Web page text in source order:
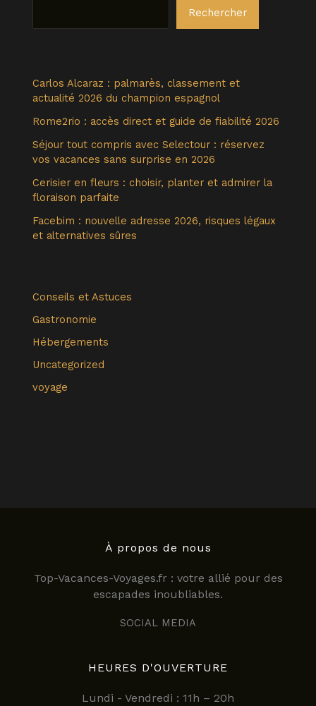
Rechercher
Carlos Alcaraz : palmarès, classement et
actualité 2026 du champion espagnol
Rome2rio : accès direct et guide de fiabilité 2026
Séjour tout compris avec Selectour : réservez
vos vacances sans surprise en 2026
Cerisier en fleurs : choisir, planter et admirer la
floraison parfaite
Facebim : nouvelle adresse 2026, risques légaux
et alternatives sûres
Conseils et Astuces
Gastronomie
Hébergements
Uncategorized
voyage
À propos de nous
Top-Vacances-Voyages.fr : votre allié pour des
escapades inoubliables.
SOCIAL MEDIA
HEURES D'OUVERTURE
Lundi - Vendredi : 11h – 20h